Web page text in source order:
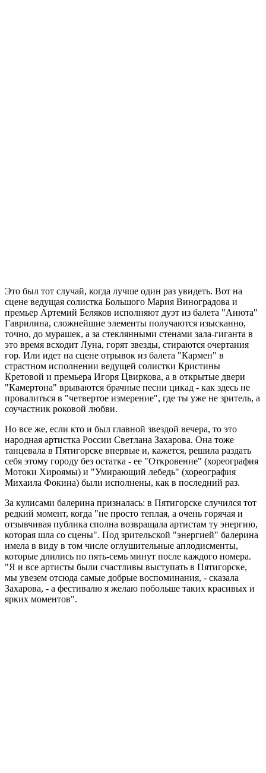
Это был тот случай, когда лучше один раз увидеть. Вот на
сцене ведущая солистка Большого Мария Виноградова и
премьер Артемий Беляков исполняют дуэт из балета "Анюта"
Гаврилина, сложнейшие элементы получаются изысканно,
точно, до мурашек, а за стеклянными стенами зала-гиганта в
это время всходит Луна, горят звезды, стираются очертания
гор. Или идет на сцене отрывок из балета "Кармен" в
страстном исполнении ведущей солистки Кристины
Кретовой и премьера Игоря Цвиркова, а в открытые двери
"Камертона" врываются брачные песни цикад - как здесь не
провалиться в "четвертое измерение", где ты уже не зритель, а
соучастник роковой любви.
Но все же, если кто и был главной звездой вечера, то это
народная артистка России Светлана Захарова. Она тоже
танцевала в Пятигорске впервые и, кажется, решила раздать
себя этому городу без остатка - ее "Откровение" (хореография
Мотоки Хироямы) и "Умирающий лебедь" (хореография
Михаила Фокина) были исполнены, как в последний раз.
За кулисами балерина призналась: в Пятигорске случился тот
редкий момент, когда "не просто теплая, а очень горячая и
отзывчивая публика сполна возвращала артистам ту энергию,
которая шла со сцены". Под зрительской "энергией" балерина
имела в виду в том числе оглушительные аплодисменты,
которые длились по пять-семь минут после каждого номера.
"Я и все артисты были счастливы выступать в Пятигорске,
мы увезем отсюда самые добрые воспоминания, - сказала
Захарова, - а фестивалю я желаю побольше таких красивых и
ярких моментов".